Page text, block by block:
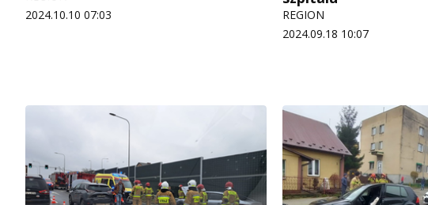
2024.10.10 07:03
REGION
2024.09.18 10:07